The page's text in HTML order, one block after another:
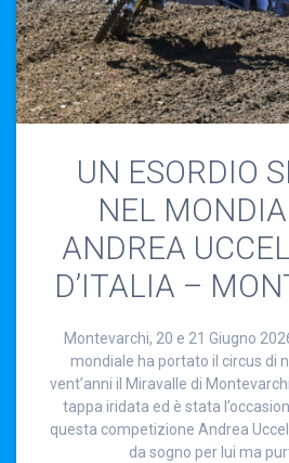
UN ESORDIO
NEL
ANDREA
D’ITALIA –
Montevarchi, 20 e 21 Giugno
mondiale ha portato il circus di
vent’anni il Miravalle di
tappa iridata ed è stata
questa competizione Andrea
da sogno per lui ma